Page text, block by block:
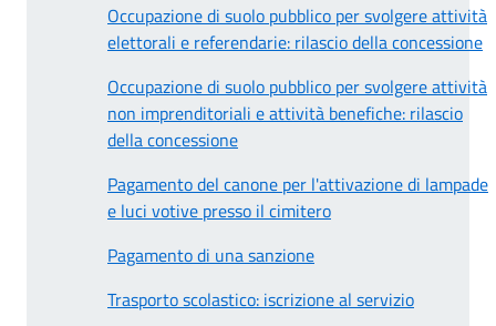
Occupazione di suolo pubblico per svolgere attività
elettorali e referendarie: rilascio della concessione
Occupazione di suolo pubblico per svolgere attività
non imprenditoriali e attività benefiche: rilascio
della concessione
Pagamento del canone per l'attivazione di lampade
e luci votive presso il cimitero
Pagamento di una sanzione
Trasporto scolastico: iscrizione al servizio